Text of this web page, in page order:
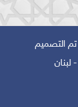
© جميع الحقوق محفوظة 1998 - 2026 | تم التصميم
لبنان